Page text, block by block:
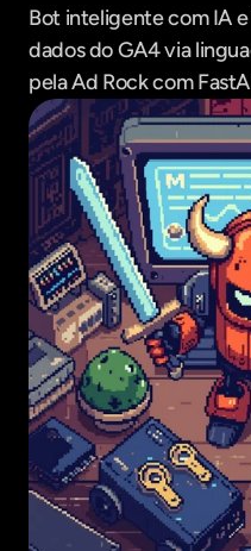
Bot inteligente com IA
dados do GA4 via
pela Ad Rock com